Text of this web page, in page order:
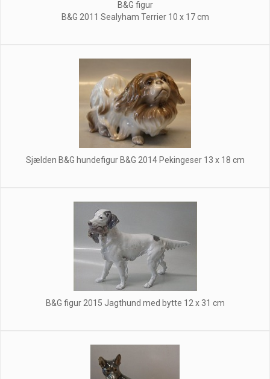
B&G figur
B&G 2011 Sealyham Terrier 10 x 17 cm
Sjælden B&G hundefigur B&G 2014 Pekingeser 13 x 18 cm
B&G figur 2015 Jagthund med bytte 12 x 31 cm